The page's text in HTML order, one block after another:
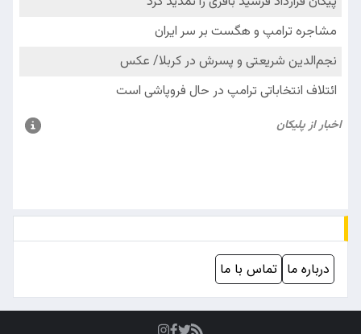
درباره ما تماس با ما